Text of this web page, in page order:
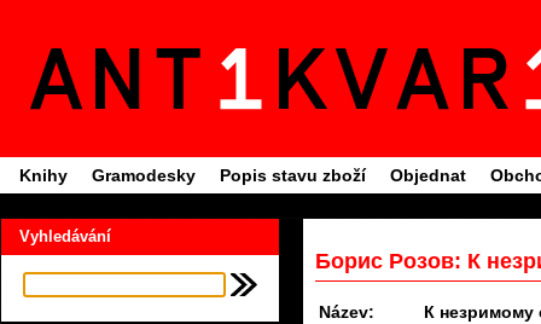
Knihy Gramodesky Popis stavu zboží Objednat
Vyhledávání
Борис Розов: К
Název:
К незримому